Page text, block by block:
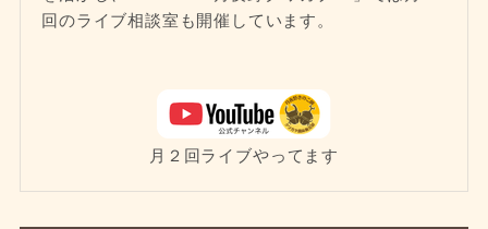
回のライブ相談室も開催しています。
月２回ライブやってます